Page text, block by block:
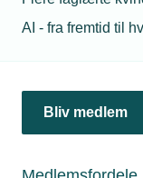
AI - fra fremtid til
Bliv medlem
Mandag